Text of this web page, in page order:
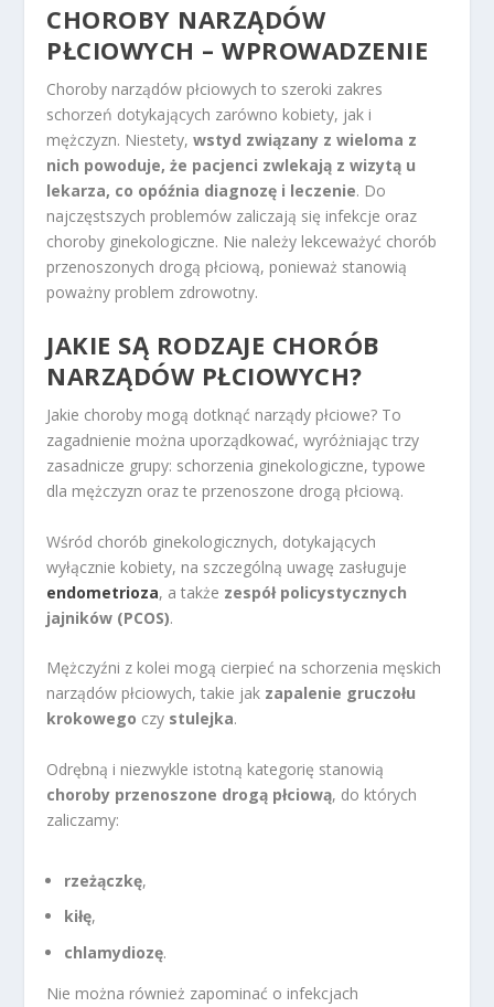
CHOROBY NARZĄDÓW
PŁCIOWYCH – WPROWADZENIE
Choroby narządów płciowych to szeroki zakres
schorzeń dotykających zarówno kobiety, jak i
mężczyzn. Niestety,wstyd związany z wieloma z
nich powoduje, że pacjenci zwlekają z wizytą u
lekarza, co opóźnia diagnozę i leczenie. Do
najczęstszych problemów zaliczają się infekcje oraz
choroby ginekologiczne. Nie należy lekceważyć chorób
przenoszonych drogą płciową, ponieważ stanowią
poważny problem zdrowotny.
JAKIE SĄ RODZAJE CHORÓB
NARZĄDÓW PŁCIOWYCH?
Jakie choroby mogą dotknąć narządy płciowe? To
zagadnienie można uporządkować, wyróżniając trzy
zasadnicze grupy: schorzenia ginekologiczne, typowe
dla mężczyzn oraz te przenoszone drogą płciową.
Wśród chorób ginekologicznych, dotykających
wyłącznie kobiety, na szczególną uwagę zasługuje
endometrioza, a także zespół policystycznych
jajników (PCOS).
Mężczyźni z kolei mogą cierpieć na schorzenia męskich
narządów płciowych, takie jak zapalenie gruczołu
krokowego czy stulejka.
Odrębną i niezwykle istotną kategorię stanowią
choroby przenoszone drogą płciową, do których
zaliczamy:
rzeżączkę,
kiłę,
chlamydiozę.
Nie można również zapominać o infekcjach